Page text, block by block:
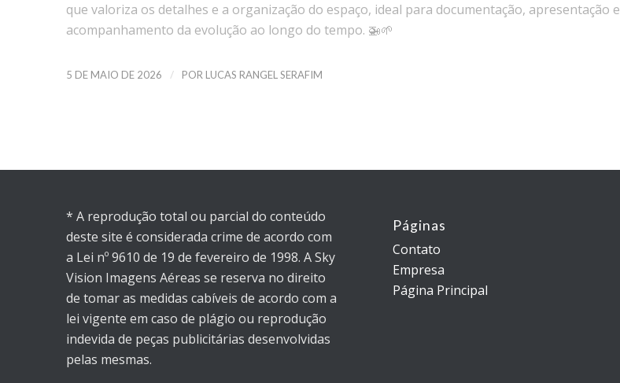
que valoriza os detalhes e a organização do espaço, ideal para documentação, apresentação e
acompanhamento da evolução ao longo do tempo. 🚁🌱
5 DE MAIO DE 2026 / POR LUCAS RANGEL SERAFIM
* A reprodução total ou parcial do conteúdo
deste site é considerada crime de acordo com
a Lei nº 9610 de 19 de fevereiro de 1998. A Sky
Vision Imagens Aéreas se reserva no direito
de tomar as medidas cabíveis de acordo com a
lei vigente em caso de plágio ou reprodução
indevida de peças publicitárias desenvolvidas
pelas mesmas.
Páginas
Contato
Empresa
Página Principal